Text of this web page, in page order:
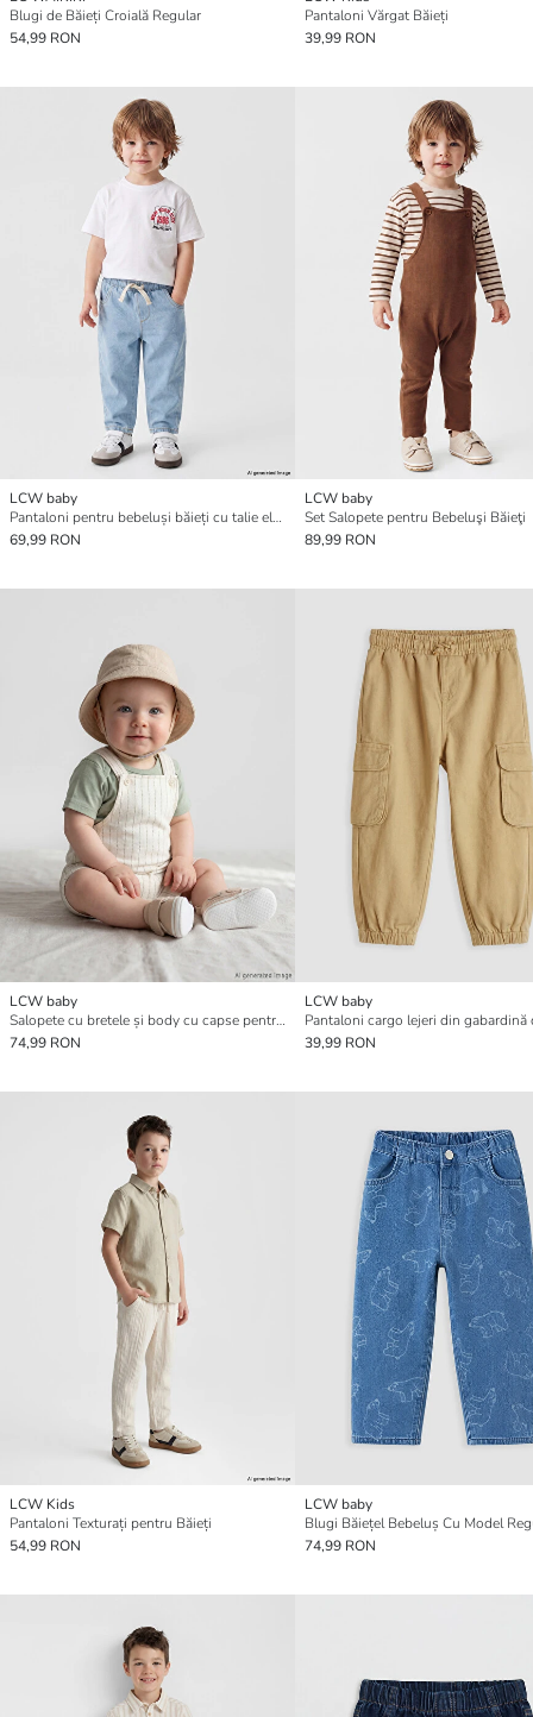
Blugi de Băieți Croială Regular
54,99 RON
Pantaloni Vărgat Băieți
39,99 RON
LCW baby
Pantaloni pentru bebeluși băieți cu talie elastică
69,99 RON
LCW baby
Set Salopete pentru Bebeluşi Băieţi
89,99 RON
LCW baby
Salopete cu bretele și body cu capse pentru băieței
74,99 RON
LCW baby
39,99 RON
LCW Kids
Pantaloni Texturați pentru Băieți
54,99 RON
LCW baby
Blugi Băiețel Bebeluș Cu Model
74,99 RON